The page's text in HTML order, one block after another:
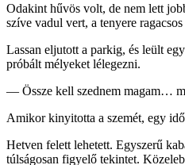
Odakint hűvös volt, de nem lett
szíve vadul vert, a tenyere
Lassan eljutott a parkig, és leült
próbált mélyeket lélegezni.
— Össze kell szednem magam…
Amikor kinyitotta a szemét, egy
Hetven felett lehetett. Egyszerű
túlságosan figyelő tekintet.